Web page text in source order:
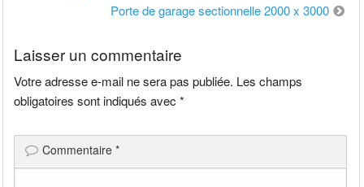
Porte de garage sectionnelle 2000 x 3000
Laisser un commentaire
Votre adresse e-mail ne sera pas publiée. Les champs
obligatoires sont indiqués avec*
Commentaire*